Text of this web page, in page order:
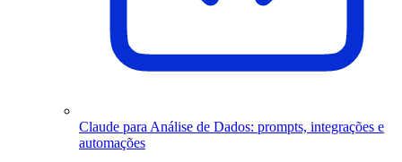
Claude para Análise de Dados: prompts, integrações e
automações